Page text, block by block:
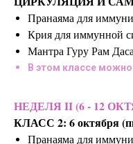
Пранаяма для
Крия для иммунной
Мантра Гуру Рам Даса
В этом классе можно
НЕДЕЛЯ II (6 - 12
КЛАСС 2: 6 октября
Пранаяма для